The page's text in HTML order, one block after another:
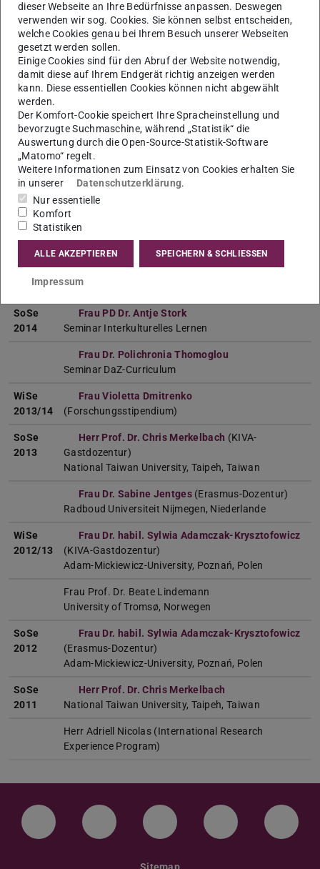
2016
Gastdozentur)
Oranim Academic College of Education, Israel
Frau Dr. Birgit Kordt
Zeppelin-Gymnasium Lüdenscheid
SoSe
2015
Frau Assoc. Prof. Dr. Larissa Aronin
Frau Dr. Åsta Haukås
Universität Bergen, Norwegen
WiSe
2014/15
Frau Dr. Åsta Haukås
Universität Bergen, Norwegen
Seminar Fertigkeit Leseverstehen
Frau Dr. Sandra Kieseheuer
Prozesse
SoSe
2014
Frau PD Dr. Antje Stork
Seminar Interkulturelles Lernen
Frau Dr. Polichronia Thomoglou
Seminar DaZ-Curriculum
WiSe
2013/14
Frau Violetta Dmitrenko
(Forschungsstipendium)
SoSe
2013
Herr Prof. Dr. Chris Merkelbach (KIVA-
Gastdozentur)
National Taiwan University, Taipeh, Taiwan
Frau Dr. Sabine Jentges(Erasmus-Dozentur)
Radboud Universiteit Nijmegen, Niederlande
WiSe
2012/13
Frau Dr. habil. Sylwia Adamczak-Krysztofowicz
(KIVA-Gastdozentur)
Adam-Mickiewicz-University, Poznań, Polen
Frau Prof. Dr. Beate Lindemann
University of Tromsø, Norwegen
SoSe
2012
Frau Dr. habil. Sylwia Adamczak-Krysztofowicz
(Erasmus-Dozentur)
Adam-Mickiewicz-University, Poznań, Polen
SoSe
2011
Herr Prof. Dr. Chris Merkelbach
National Taiwan University, Taipeh, Taiwan
Herr Adriell Nicolas (International Research
Experience Program)
LinkedIn-Seite der TU Darmstadt
Instagram-Kanal der TU
Bluesky-Kanal der TU
Facebook-
dieser Webseite an Ihre Bedürfnisse anpassen. Deswegen
verwenden wir sog. Cookies. Sie können selbst entscheiden,
welche Cookies genau bei Ihrem Besuch unserer Webseiten
gesetzt werden sollen.
Einige Cookies sind für den Abruf der Website notwendig,
damit diese auf Ihrem Endgerät richtig anzeigen werden
kann. Diese essentiellen Cookies können nicht abgewählt
werden.
Der Komfort-Cookie speichert Ihre Spracheinstellung und
bevorzugte Suchmaschine, während „Statistik“ die
Auswertung durch die Open-Source-Statistik-Software
„Matomo“ regelt.
Weitere Informationen zum Einsatz von Cookies erhalten Sie
in unserer
Datenschutzerklärung.
Nur essentielle
Komfort
Statistiken
ALLE AKZEPTIEREN SPEICHERN & SCHLIESSEN
Impressum